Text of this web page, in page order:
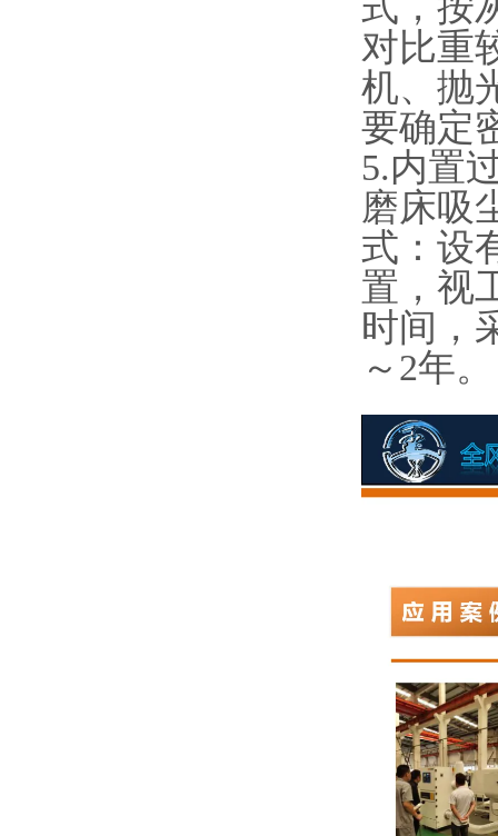
对比重
机、抛
要确定
5.内置
磨床吸
式：设
置，视
时间，
～2年。